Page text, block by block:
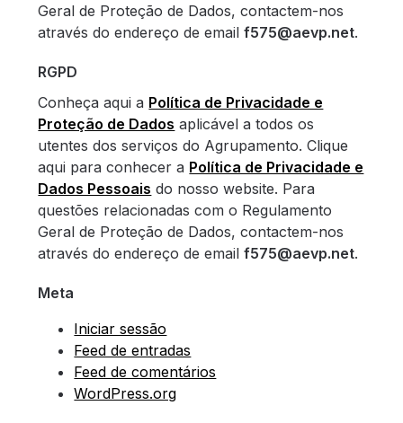
Geral de Proteção de Dados, contactem-nos
através do endereço de emailf575@aevp.net.
RGPD
Conheça aqui a Política de Privacidade e
Proteção de Dados aplicável a todos os
utentes dos serviços do Agrupamento. Clique
aqui para conhecer a Política de Privacidade e
Dados Pessoais do nosso website. Para
questões relacionadas com o Regulamento
Geral de Proteção de Dados, contactem-nos
através do endereço de emailf575@aevp.net.
Meta
Iniciar sessão
Feed de entradas
Feed de comentários
WordPress.org